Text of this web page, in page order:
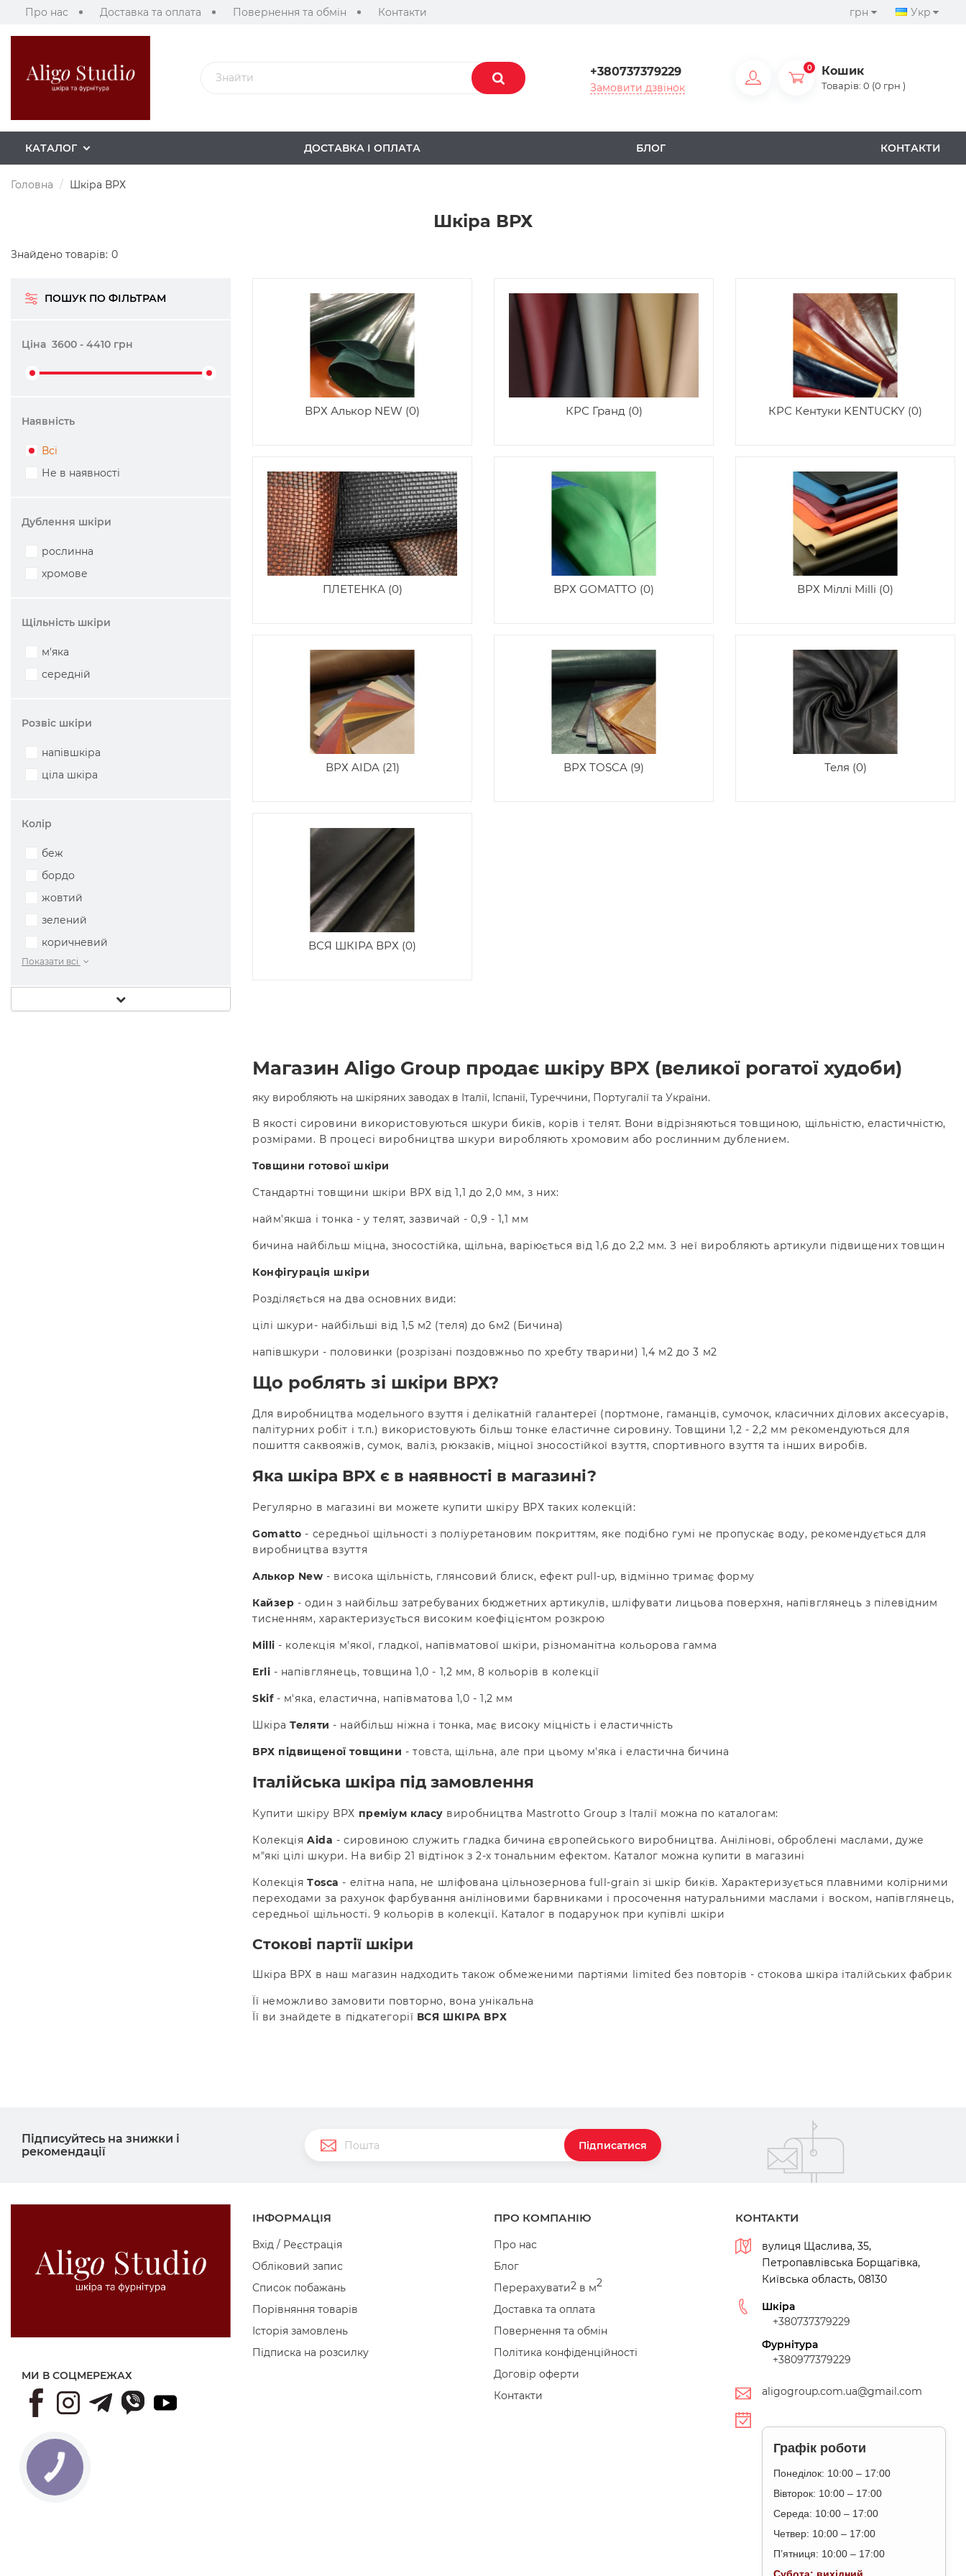
Про нас Доставка та оплата Повернення та обмін Контакти грн Укр
+380737379229
Замовити дзвінок
0 Кошик
Товарів: 0 (0 грн )
КАТАЛОГ ДОСТАВКА І ОПЛАТА БЛОГ КОНТАКТИ
Головна Шкіра ВРХ
Шкіра ВРХ
Знайдено товарів: 0
ПОШУК ПО ФІЛЬТРАМ
Ціна 3600 - 4410 грн
Наявність
Всі
Не в наявності
Дублення шкіри
рослинна
хромове
Щільність шкіри
м'яка
середній
Розвіс шкіри
напівшкіра
ціла шкіра
Колір
беж
бордо
жовтий
зелений
коричневий
Показати всі
ВРХ Алькор NEW (0) КРС Гранд (0) КРС Кентуки KENTUCKY (0)
ПЛЕТЕНКА (0) ВРХ GOMATTO (0) ВРХ Міллі Milli (0)
ВРХ AIDA (21) ВРХ TOSCA (9) Теля (0)
ВСЯ ШКІРА ВРХ (0)
Магазин Aligo Group продає шкіру ВРХ (великої рогатої худоби)
яку виробляють на шкіряних заводах в Італії, Іспанії, Туреччини, Португалії та України.
В якості сировини використовуються шкури биків, корів і телят. Вони відрізняються товщиною, щільністю, еластичністю,
розмірами. В процесі виробництва шкури виробляють хромовим або рослинним дублением.
Товщини готової шкіри
Стандартні товщини шкіри ВРХ від 1,1 до 2,0 мм, з них:
найм'якша і тонка - у телят, зазвичай - 0,9 - 1,1 мм
бичина найбільш міцна, зносостійка, щільна, варіюється від 1,6 до 2,2 мм. З неї виробляють артикули підвищених товщин
Конфігурація шкіри
Розділяється на два основних види:
цілі шкури- найбільші від 1,5 м2 (теля) до 6м2 (Бичина)
напівшкури - половинки (розрізані поздовжньо по хребту тварини) 1,4 м2 до 3 м2
Що роблять зі шкіри ВРХ?
Для виробництва модельного взуття і делікатній галантереї (портмоне, гаманців, сумочок, класичних ділових аксесуарів,
палітурних робіт і т.п.) використовують більш тонке еластичне сировину. Товщини 1,2 - 2,2 мм рекомендуються для
пошиття саквояжів, сумок, валіз, рюкзаків, міцної зносостійкої взуття, спортивного взуття та інших виробів.
Яка шкіра ВРХ є в наявності в магазині?
Регулярно в магазині ви можете купити шкіру ВРХ таких колекцій:
Gomatto - середньої щільності з поліуретановим покриттям, яке подібно гумі не пропускає воду, рекомендується для
виробництва взуття
Алькор New - висока щільність, глянсовий блиск, ефект pull-up, відмінно тримає форму
Кайзер - один з найбільш затребуваних бюджетних артикулів, шліфувати лицьова поверхня, напівглянець з пілевідним
тисненням, характеризується високим коефіцієнтом розкрою
Milli - колекція м'якої, гладкої, напівматової шкіри, різноманітна кольорова гамма
Erli - напівглянець, товщина 1,0 - 1,2 мм, 8 кольорів в колекції
Skif- м'яка, еластична, напівматова 1,0 - 1,2 мм
Шкіра Теляти - найбільш ніжна і тонка, має високу міцність і еластичність
ВРХ підвищеної товщини - товста, щільна, але при цьому м'яка і еластична бичина
Італійська шкіра під замовлення
Купити шкіру ВРХ преміум класу виробництва Mastrotto Group з Італії можна по каталогам:
КолекціяAida - сировиною служить гладка бичина європейського виробництва. Анілінові, оброблені маслами, дуже
м"які цілі шкури. На вибір 21 відтінок з 2-х тональним ефектом. Каталог можна купити в магазині
КолекціяТosca- елітна напа, не шліфована цільнозернова full-grain зі шкір биків. Характеризується плавними колірними
переходами за рахунок фарбування аніліновими барвниками і просочення натуральними маслами і воском, напівглянець,
середньої щільності. 9 кольорів в колекції. Каталог в подарунок при купівлі шкіри
Стокові партії шкіри
Шкіра ВРХ в наш магазин надходить також обмеженими партіями limited без повторів - стокова шкіра італійських фабрик
Її неможливо замовити повторно, вона унікальна
Її ви знайдете в підкатегорії ВСЯ ШКІРА ВРХ
Підписуйтесь на знижки і
рекомендації
Підписатися
МИ В СОЦМЕРЕЖАХ
ІНФОРМАЦІЯ
Вхід / Реєстрація
Обліковий запис
Список побажань
Порівняння товарів
Історія замовлень
Підписка на розсилку
ПРО КОМПАНІЮ
Про нас
Блог
Перерахувати2 в м2
Доставка та оплата
Повернення та обмін
Політика конфіденційності
Договір оферти
Контакти
КОНТАКТИ
вулиця Щаслива, 35,
Петропавлівська Борщагівка,
Київська область, 08130
Шкіра
+380737379229
Фурнітура
+380977379229
aligogroup.com.ua@gmail.com
Графік роботи
Понеділок: 10:00 – 17:00
Вівторок: 10:00 – 17:00
Середа: 10:00 – 17:00
Четвер: 10:00 – 17:00
П’ятниця: 10:00 – 17:00